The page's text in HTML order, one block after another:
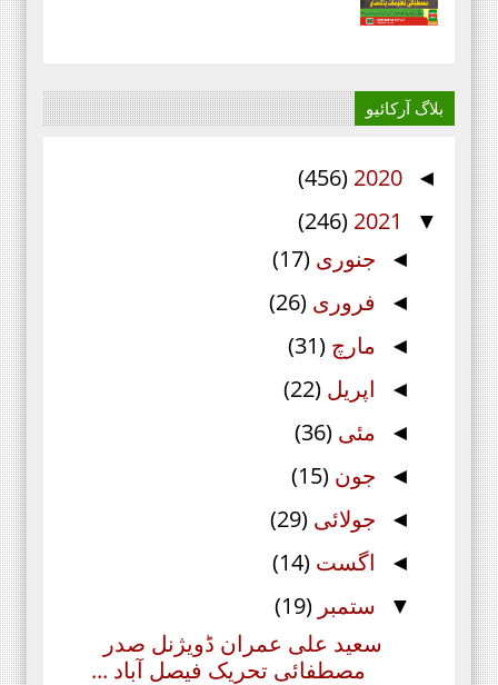
بلاگ آرکائیو
◄
2020
(456)
▼
2021
(246)
◄ جنوری (17)
◄ فروری (26)
◄ مارچ (31)
◄ اپریل (22)
◄ مئی (36)
◄ جون (15)
◄ جولائی (29)
◄ اگست (14)
▼ ستمبر (19)
سعید علی عمران ڈویژنل صدر
مصطفائی تحریک فیصل آباد ...